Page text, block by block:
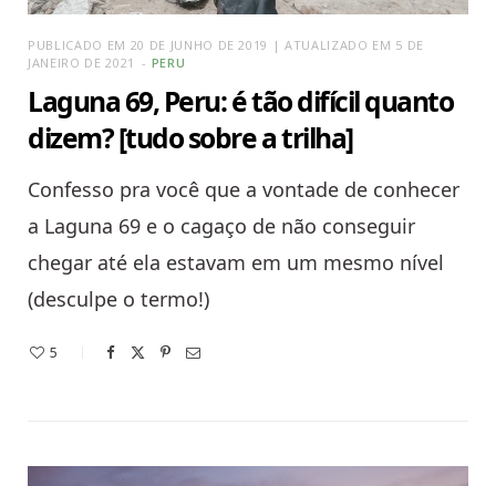
PUBLICADO EM 20 DE JUNHO DE 2019 | ATUALIZADO EM 5 DE
JANEIRO DE 2021
PERU
Laguna 69, Peru: é tão difícil quanto
dizem? [tudo sobre a trilha]
Confesso pra você que a vontade de conhecer
a Laguna 69 e o cagaço de não conseguir
chegar até ela estavam em um mesmo nível
(desculpe o termo!)
5